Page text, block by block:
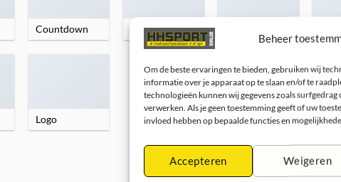
Beheer
Om de beste ervaringen te bieden, gebruiken wij
informatie over je apparaat op te slaan en/of te
technologieën kunnen wij gegevens zoals surfgedrag
verwerken. Als je geen toestemming geeft of uw
invloed hebben op bepaalde functies en
Accepteren Weigeren
Countdown Flip Book
Logo